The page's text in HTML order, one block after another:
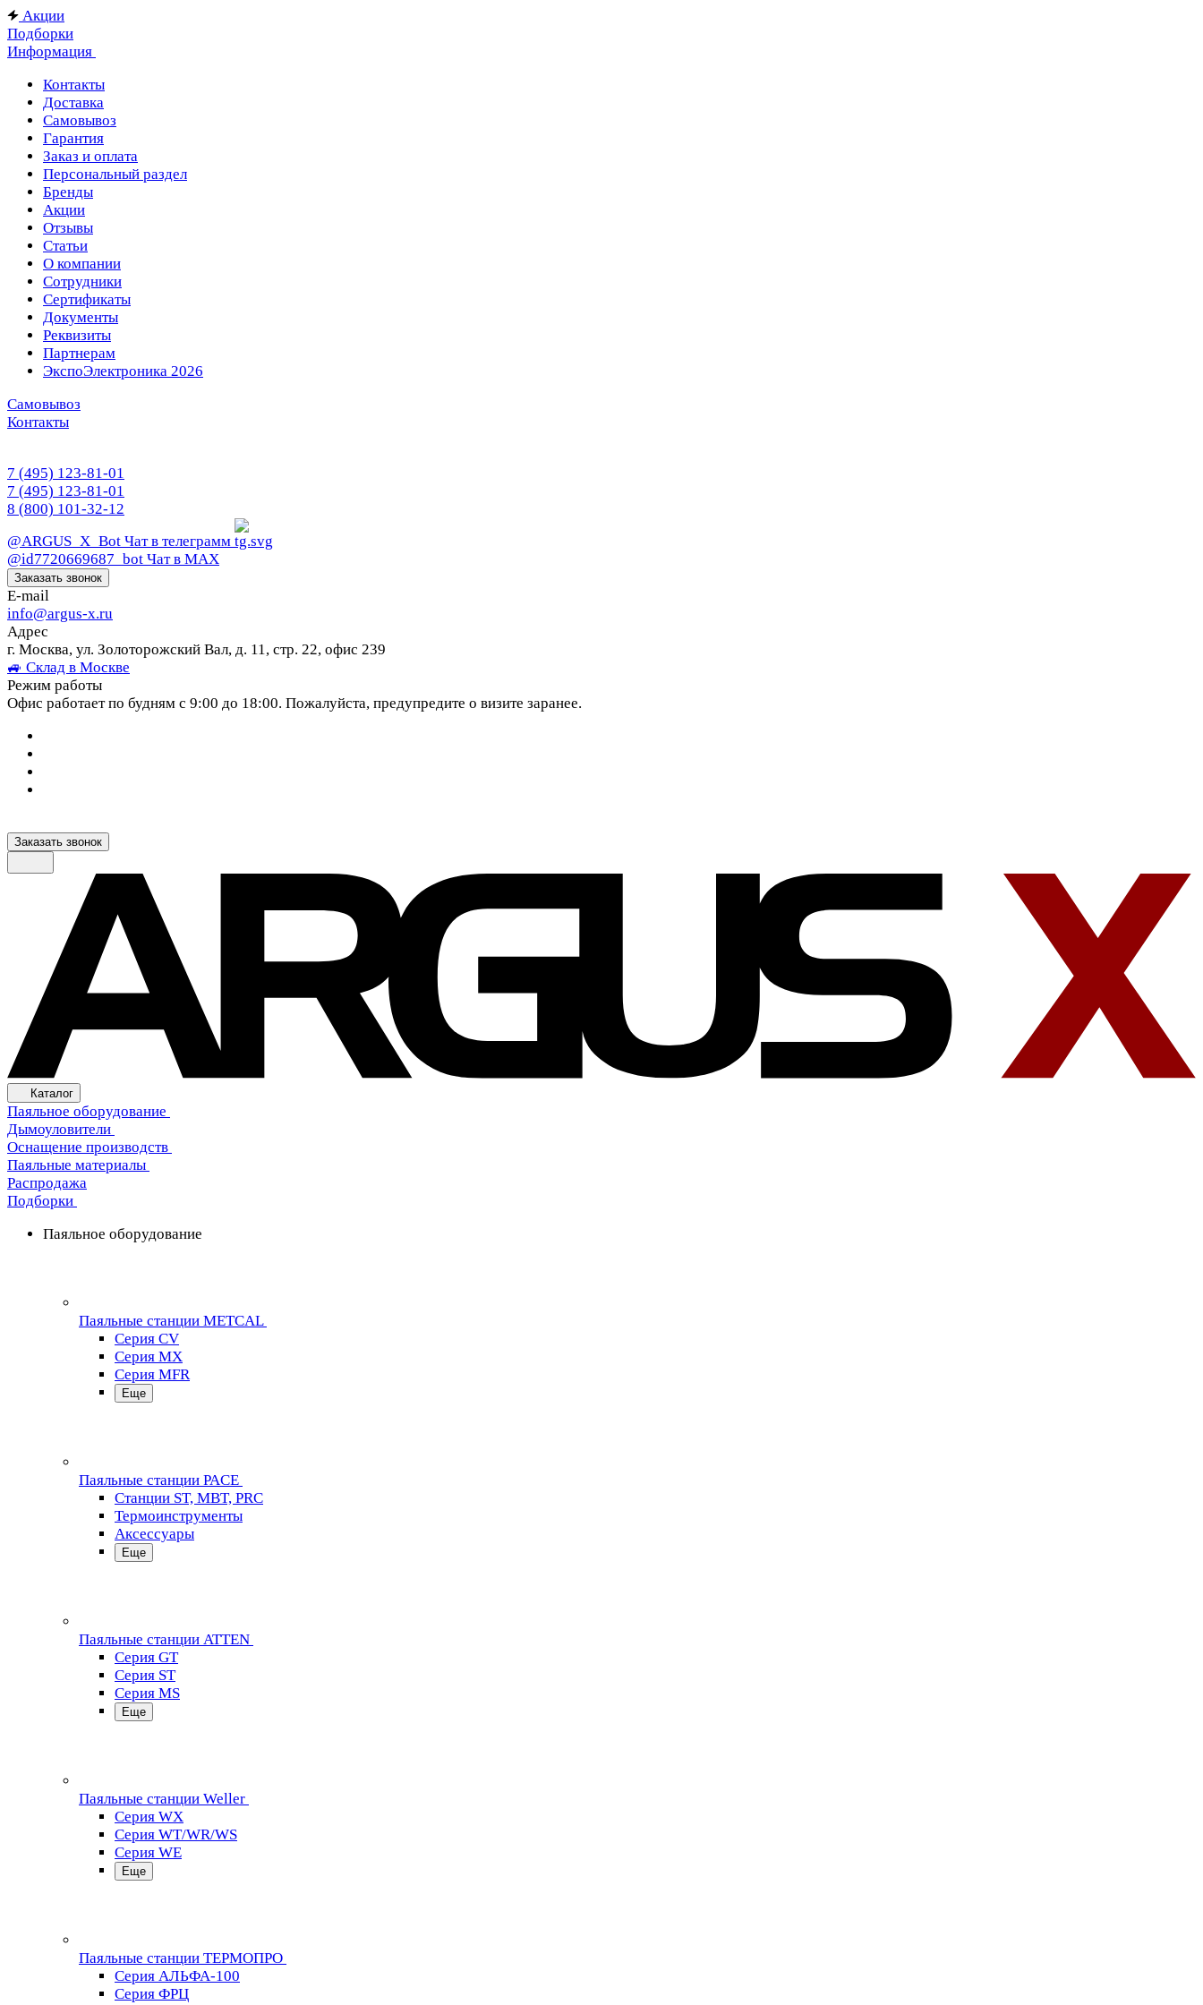
Акции
Подборки
Информация
Контакты
Доставка
Самовывоз
Гарантия
Заказ и оплата
Персональный раздел
Бренды
Акции
Отзывы
Статьи
О компании
Сотрудники
Сертификаты
Документы
Реквизиты
Партнерам
ЭкспоЭлектроника 2026
Самовывоз
Контакты
7 (495) 123-81-01
7 (495) 123-81-01
8 (800) 101-32-12
@ARGUS_X_Bot Чат в телеграмм
@id7720669687_bot Чат в МАХ
Заказать звонок
E-mail
info@argus-x.ru
Адрес
г. Москва, ул. Золоторожский Вал, д. 11, стр. 22, офис 239
🚙 Склад в Москве
Режим работы
Офис работает по будням с 9:00 до 18:00. Пожалуйста, предупредите о визите заранее.
Заказать звонок
Каталог
Паяльное оборудование
Дымоуловители
Оснащение производств
Паяльные материалы
Распродажа
Подборки
Паяльное оборудование
Паяльные станции METCAL
Серия CV
Серия MX
Серия MFR
Еще
Паяльные станции PACE
Станции ST, MBT, PRC
Термоинструменты
Аксессуары
Еще
Паяльные станции ATTEN
Серия GT
Серия ST
Серия MS
Еще
Паяльные станции Weller
Серия WX
Серия WT/WR/WS
Серия WE
Еще
Паяльные станции ТЕРМОПРО
Серия АЛЬФА-100
Серия ФРЦ